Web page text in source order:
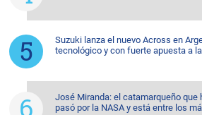
Suzuki lanza el nuevo Across en
tecnológico y con fuerte apuesta a
José Miranda: el catamarqueño que
pasó por la NASA y está entre los